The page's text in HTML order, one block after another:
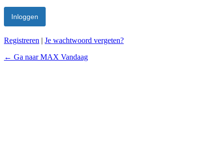
Registreren | Je wachtwoord vergeten?
← Ga naar MAX Vandaag